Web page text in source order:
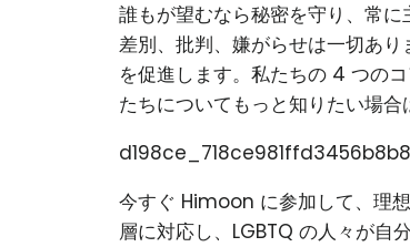
誰もが望むなら秘密を守り、常
差別、批判、嫌がらせは一切あ
を促進します。私たちの 4 つの
たちについてもっと知りたい場合
今すぐ Himoon に参加して、理
層に対応し、LGBTQ の人々が自